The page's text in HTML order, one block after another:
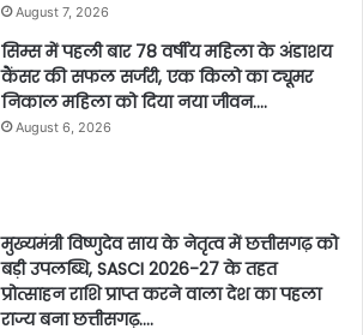
August 7, 2026
सिम्स में पहली बार 78 वर्षीय महिला के अंडाशय
कैंसर की सफल सर्जरी, एक किलो का ट्यूमर
निकाल महिला को दिया नया जीवन….
August 6, 2026
मुख्यमंत्री विष्णुदेव साय के नेतृत्व में छत्तीसगढ़ को
बड़ी उपलब्धि, SASCI 2026-27 के तहत
प्रोत्साहन राशि प्राप्त करने वाला देश का पहला
राज्य बना छत्तीसगढ़….